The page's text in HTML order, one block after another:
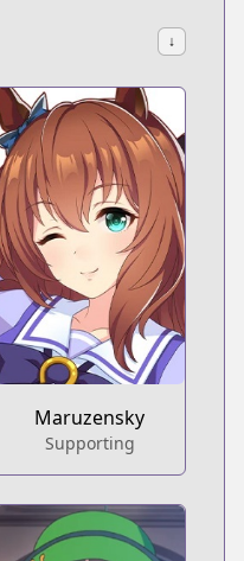
↓
Maruzensky
Supporting